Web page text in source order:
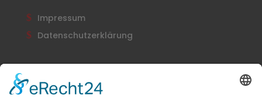
Impressum
Datenschutzerklärung
Newsletter